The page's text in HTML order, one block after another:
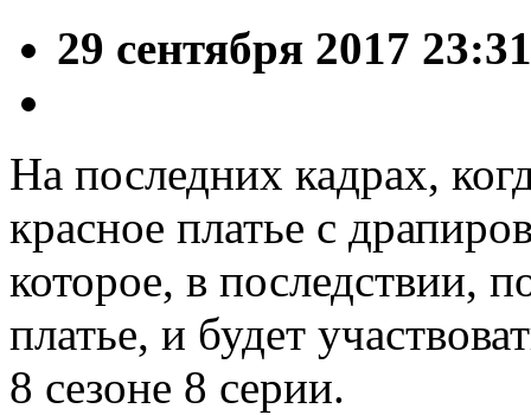
29 сентября 2017 23:31
На последних кадрах,
красное платье с
которое, в последствии,
платье, и будет
8 сезоне 8 серии.